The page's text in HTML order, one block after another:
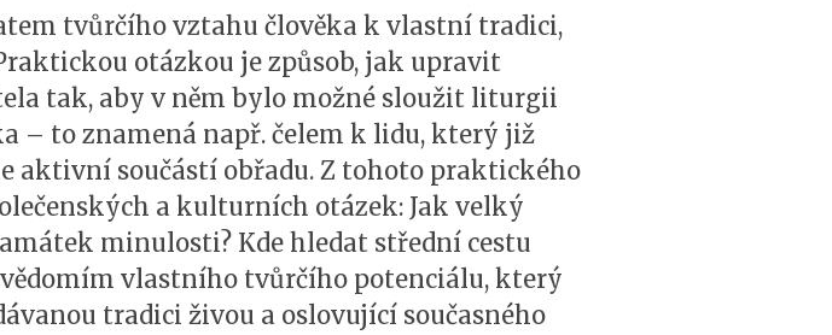
tvůrčího vztahu člověka k vlastní tradici,
otázkou je způsob, jak upravit
tak, aby v něm bylo možné sloužit liturgii
– to znamená např. čelem k lidu, který již
aktivní součástí obřadu. Z tohoto praktického
a kulturních otázek: Jak velký
minulosti? Kde hledat střední cestu
vlastního tvůrčího potenciálu, který
tradici živou a oslovující současného